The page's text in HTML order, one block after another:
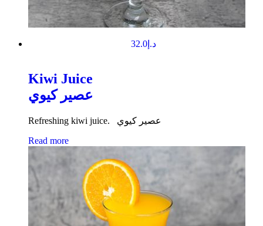
د.إ32.0
Kiwi Juice
عصير كيوي
Refreshing kiwi juice. عصير كيوي
Read more